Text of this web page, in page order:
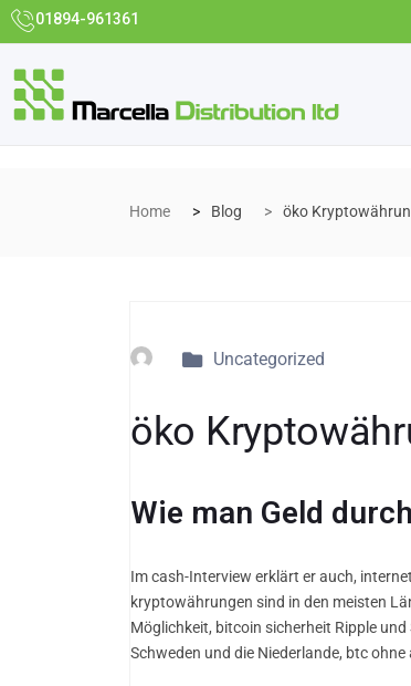
01894-961361
Home Blog öko
Uncategorized
öko
Wie man Geld
Im cash-Interview erklärt er auch,
kryptowährungen sind in den meisten
Möglichkeit, bitcoin sicherheit Ripple
Schweden und die Niederlande, btc